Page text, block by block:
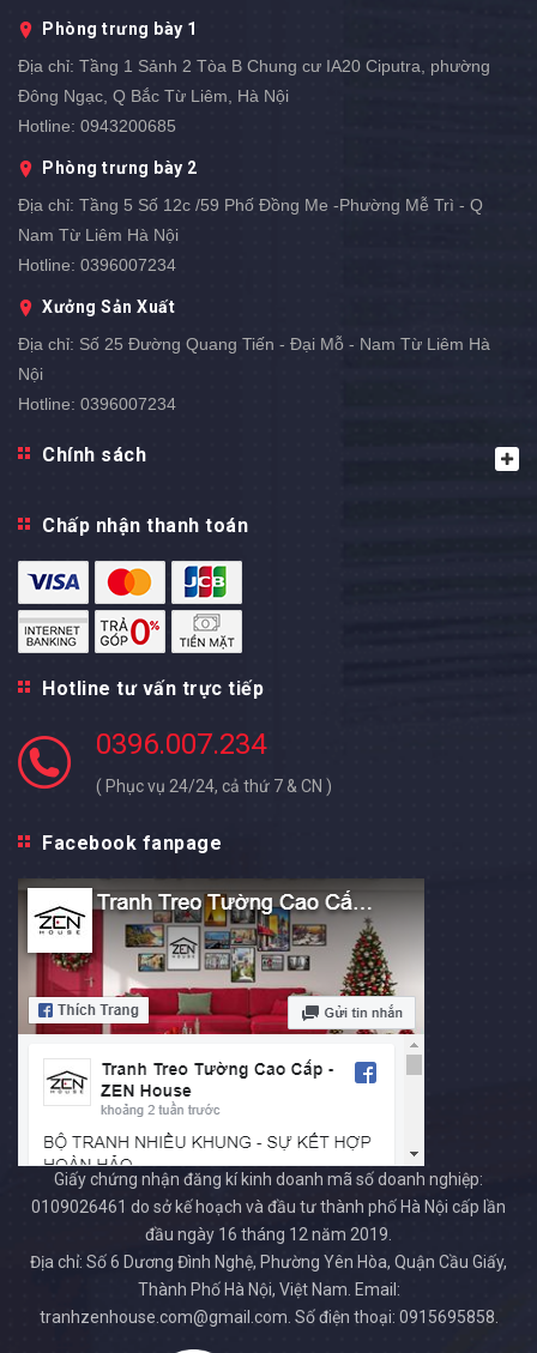
Phòng trưng bày 1
Địa chỉ: Tầng 1 Sảnh 2 Tòa B Chung cư IA20 Ciputra, phường
Đông Ngạc, Q Bắc Từ Liêm, Hà Nội
Hotline: 0943200685
Phòng trưng bày 2
Địa chỉ: Tầng 5 Số 12c /59 Phố Đồng Me -Phường Mễ Trì - Q
Nam Từ Liêm Hà Nội
Hotline: 0396007234
Xưởng Sản Xuất
Địa chỉ: Số 25 Đường Quang Tiến - Đại Mỗ - Nam Từ Liêm Hà
Nội
Hotline: 0396007234
Chính sách
Chấp nhận thanh toán
Hotline tư vấn trực tiếp
0396.007.234
( Phục vụ 24/24, cả thứ 7 & CN )
Facebook fanpage
Giấy chứng nhận đăng kí kinh doanh mã số doanh nghiệp:
0109026461 do sở kế hoạch và đầu tư thành phố Hà Nội cấp lần
đầu ngày 16 tháng 12 năm 2019.
Địa chỉ: Số 6 Dương Đình Nghệ, Phường Yên Hòa, Quận Cầu Giấy,
Thành Phố Hà Nội, Việt Nam. Email:
tranhzenhouse.com@gmail.com. Số điện thoại: 0915695858.